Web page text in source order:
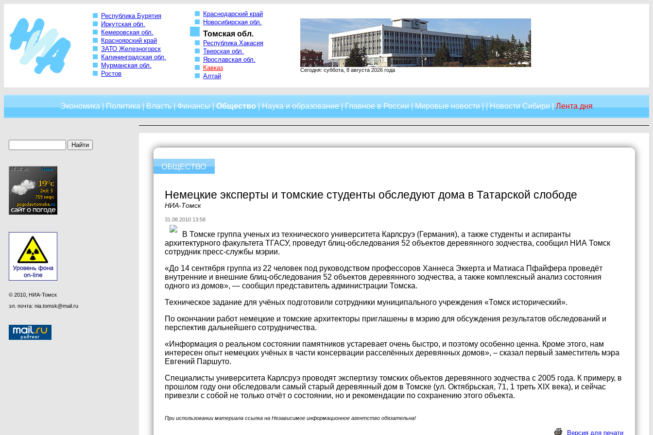
Республика Бурятия
Иркутская обл.
Кемеровская обл.
Красноярский край
ЗАТО Железногорск
Калининградская обл.
Мурманская обл.
Ростов
Краснодарский край
Новосибирская обл.
Томская обл.
Республика Хакасия
Тверская обл.
Ярославская обл.
Кавказ
Алтай
Сегодня: суббота, 8 августа 2026 года
Экономика|Политика|Власть|Финансы|Общество|Наука и образование|Главное в России|Мировые новости| |Новости Сибири|Лента дня
© 2010, НИА-Томск
эл. почта: nia.tomsk@mail.ru
Немецкие эксперты и томские студенты обследуют дома в Татарской слободе
НИА-Томск
31.08.2010 13:58
В Томске группа ученых из технического университета Карлсруэ (Германия), а также студенты и аспиранты
архитектурного факультета ТГАСУ, проведут блиц-обследования 52 объектов деревянного зодчества, сообщил НИА Томск
сотрудник пресс-службы мэрии.
«До 14 сентября группа из 22 человек под руководством профессоров Ханнеса Эккерта и Матиаса Пфайфера проведёт
внутренние и внешние блиц-обследования 52 объектов деревянного зодчества, а также комплексный анализ состояния
одного из домов», — сообщил представитель администрации Томска.
Техническое задание для учёных подготовили сотрудники муниципального учреждения «Томск исторический».
По окончании работ немецкие и томские архитекторы приглашены в мэрию для обсуждения результатов обследований и
перспектив дальнейшего сотрудничества.
«Информация о реальном состоянии памятников устаревает очень быстро, и поэтому особенно ценна. Кроме этого, нам
интересен опыт немецких учёных в части консервации расселённых деревянных домов», – сказал первый заместитель мэра
Евгений Паршуто.
Специалисты университета Карлсруэ проводят экспертизу томских объектов деревянного зодчества с 2005 года. К примеру, в
прошлом году они обследовали самый старый деревянный дом в Томске (ул. Октябрьская, 71, 1 треть XIX века), и сейчас
привезли с собой не только отчёт о состоянии, но и рекомендации по сохранению этого объекта.
При использовании материала ссылка на Независимое информационное агентство обязательна!
Версия для печати